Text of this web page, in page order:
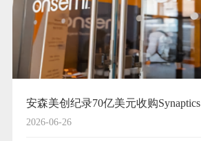
安森美创纪录70亿美元收购Synaptics
2026-06-26